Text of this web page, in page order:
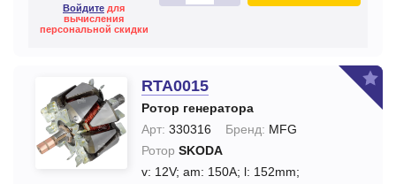
Войдите для
вычисления
персональной скидки
RTA0015
Ротор генератора
Арт: 330316 Бренд: MFG
Ротор SKODA
v: 12V; am: 150A; l: 152mm;